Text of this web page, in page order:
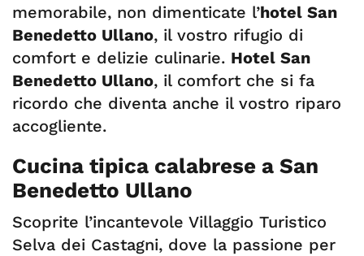
memorabile, non dimenticate l’hotel San
Benedetto Ullano, il vostro rifugio di
comfort e delizie culinarie. Hotel San
Benedetto Ullano, il comfort che si fa
ricordo che diventa anche il vostro riparo
accogliente.
Cucina tipica calabrese a San
Benedetto Ullano
Scoprite l’incantevole Villaggio Turistico
Selva dei Castagni, dove la passione per